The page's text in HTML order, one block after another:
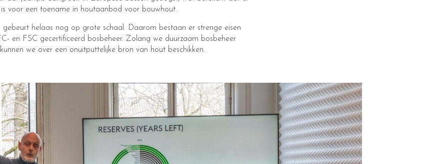
voor een toename in houtaanbod voor bouwhout.
gebeurt helaas nog op grote schaal. Daarom bestaan er strenge eisen
en FSC gecertificeerd bosbeheer. Zolang we duurzaam bosbeheer
we over een onuitputtelijke bron van hout beschikken.